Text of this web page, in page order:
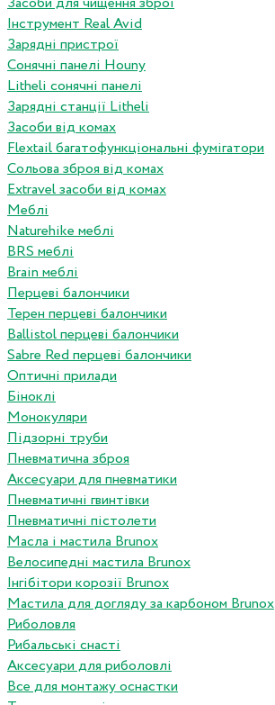
Інструмент Real Avid
Зарядні пристрої
Сонячні панелі Houny
Litheli сонячні панелі
Зарядні станції Litheli
Засоби від комах
Flextail багатофункціональні фумігатори
Сольова зброя від комах
Extravel засоби від комах
Меблі
Naturehike меблі
BRS меблі
Brain меблі
Перцеві балончики
Терен перцеві балончики
Ballistol перцеві балончики
Sabre Red перцеві балончики
Оптичні прилади
Біноклі
Монокуляри
Підзорні труби
Пневматична зброя
Аксесуари для пневматики
Пневматичні гвинтівки
Пневматичні пістолети
Масла і мастила Brunox
Велосипедні мастила Brunox
Інгібітори корозії Brunox
Мастила для догляду за карбоном Brunox
Риболовля
Рибальські снасті
Аксесуари для риболовлі
Все для монтажу оснастки